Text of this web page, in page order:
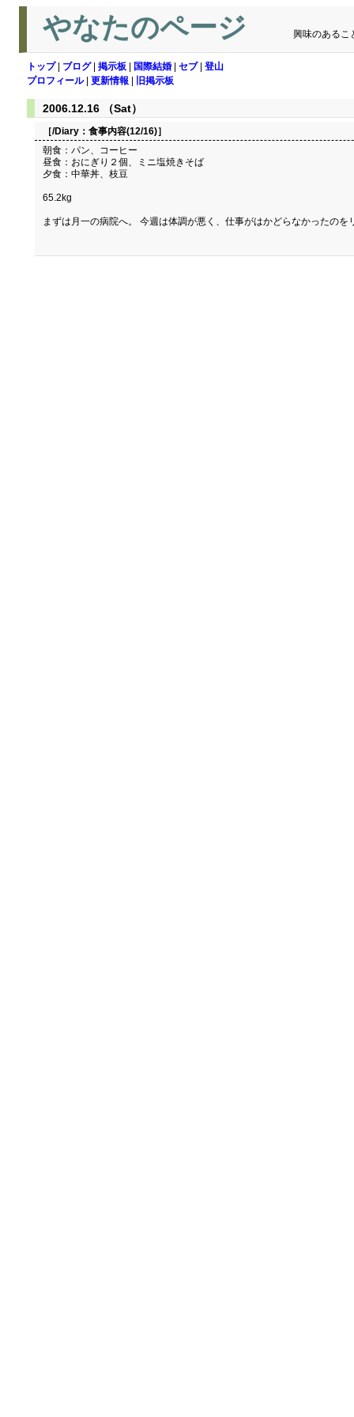
やなたのページ 興味のあるこ
トップ| ブログ| 掲示板 国際結婚 セブ| 登山
プロフィール| 更新情報 旧掲示板
2006.12.16 （Sat）
［/Diary： 食事内容(12/16)］
朝食：パン、コーヒー
昼食：おにぎり２個、ミニ塩焼きそば
夕食：中華丼、枝豆
65.2kg
まずは月一の病院へ。 今週は体調が悪く、仕事がはかどらなかったのを